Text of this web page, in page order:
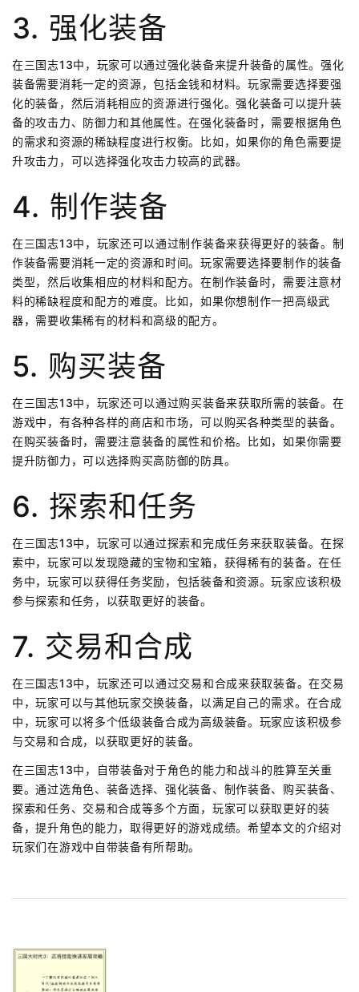
3. 强化装备
在三国志13中，玩家可以通过强化装备来提升装备的属性。强化
装备需要消耗一定的资源，包括金钱和材料。玩家需要选择要强
化的装备，然后消耗相应的资源进行强化。强化装备可以提升装
备的攻击力、防御力和其他属性。在强化装备时，需要根据角色
的需求和资源的稀缺程度进行权衡。比如，如果你的角色需要提
升攻击力，可以选择强化攻击力较高的武器。
4. 制作装备
在三国志13中，玩家还可以通过制作装备来获得更好的装备。制
作装备需要消耗一定的资源和时间。玩家需要选择要制作的装备
类型，然后收集相应的材料和配方。在制作装备时，需要注意材
料的稀缺程度和配方的难度。比如，如果你想制作一把高级武
器，需要收集稀有的材料和高级的配方。
5. 购买装备
在三国志13中，玩家还可以通过购买装备来获取所需的装备。在
游戏中，有各种各样的商店和市场，可以购买各种类型的装备。
在购买装备时，需要注意装备的属性和价格。比如，如果你需要
提升防御力，可以选择购买高防御的防具。
6. 探索和任务
在三国志13中，玩家可以通过探索和完成任务来获取装备。在探
索中，玩家可以发现隐藏的宝物和宝箱，获得稀有的装备。在任
务中，玩家可以获得任务奖励，包括装备和资源。玩家应该积极
参与探索和任务，以获取更好的装备。
7. 交易和合成
在三国志13中，玩家还可以通过交易和合成来获取装备。在交易
中，玩家可以与其他玩家交换装备，以满足自己的需求。在合成
中，玩家可以将多个低级装备合成为高级装备。玩家应该积极参
与交易和合成，以获取更好的装备。
在三国志13中，自带装备对于角色的能力和战斗的胜算至关重
要。通过选角色、装备选择、强化装备、制作装备、购买装备、
探索和任务、交易和合成等多个方面，玩家可以获取更好的装
备，提升角色的能力，取得更好的游戏成绩。希望本文的介绍对
玩家们在游戏中自带装备有所帮助。